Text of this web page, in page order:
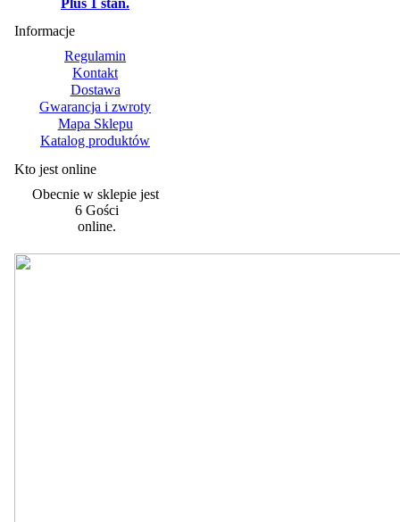
Plus 1 stan.
Informacje
Regulamin
Kontakt
Dostawa
Gwarancja i zwroty
Mapa Sklepu
Katalog produktów
Kto jest online
Obecnie w sklepie jest
6 Gości
online.